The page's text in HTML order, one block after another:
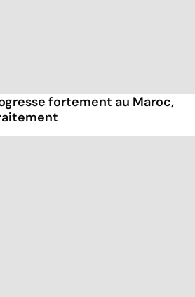
fortement au Maroc,